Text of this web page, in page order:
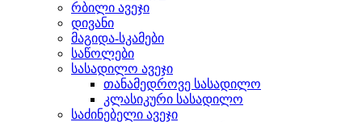
რბილი ავეჯი
დივანი
მაგიდა-სკამები
საწოლები
სასადილო ავეჯი
თანამედროვე სასადილო
კლასიკური სასადილო
საძინებელი ავეჯი